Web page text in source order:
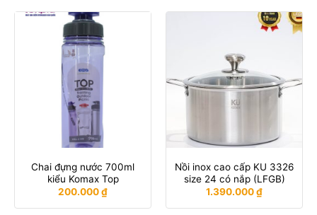
Chai đựng nước 700ml
kiểu Komax Top
200.000₫
Nồi inox cao cấp KU 3326
size 24 có nắp (LFGB)
1.390.000₫